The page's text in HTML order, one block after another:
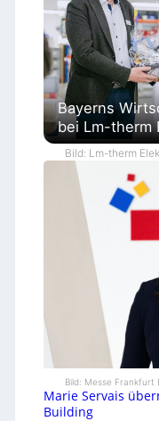
Bayerns
bei Lm-therm
Bild: Lm-therm
Bild: Messe Frankfurt
Marie Servais
Building